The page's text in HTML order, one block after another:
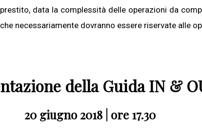
data la complessità delle operazioni da
necessariamente dovranno essere riservate alle
della Guida IN &
20 giugno 2018 | ore 17.30